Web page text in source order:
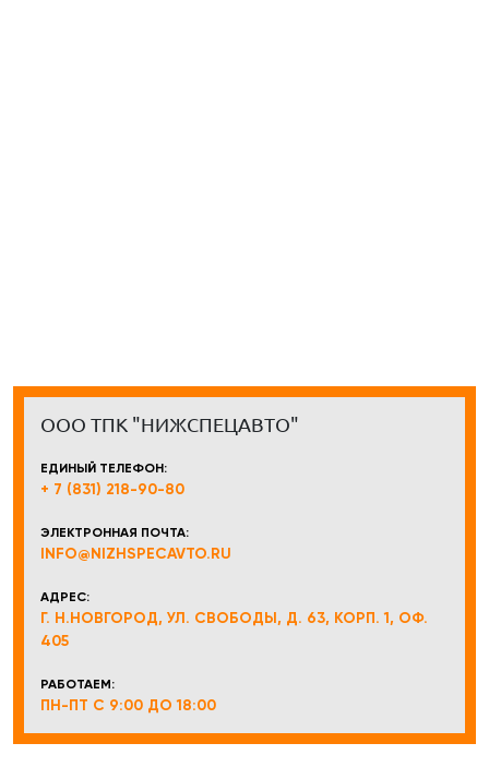
ООО ТПК "НИЖСПЕЦАВТО"
ЕДИНЫЙ ТЕЛЕФОН:
+ 7 (831) 218-90-80
ЭЛЕКТРОННАЯ ПОЧТА:
INFO@NIZHSPECAVTO.RU
АДРЕС:
Г. Н.НОВГОРОД, УЛ. СВОБОДЫ, Д. 63, КОРП. 1, ОФ.
405
РАБОТАЕМ:
ПН-ПТ С 9:00 ДО 18:00